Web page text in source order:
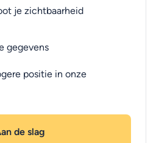
je zichtbaarheid
gegevens
positie in onze
de slag